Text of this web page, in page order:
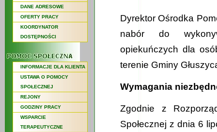
DANE ADRESOWE
OFERTY PRACY
KOORDYNATOR
DOSTĘPNOŚCI
INFORMACJE DLA KLIENTA
USTAWA O POMOCY
SPOŁECZNEJ
REJONY
GODZINY PRACY
WSPARCIE
TERAPEUTYCZNE
Dyrektor Ośrodka
nabór do
opiekuńczych dla
terenie Gminy
Wymagania
Zgodnie z
Społecznej z dnia 6